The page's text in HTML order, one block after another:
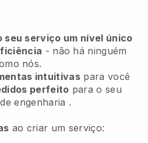
seu serviço um nível único
- não há ninguém
nós.
intuitivas para você
perfeito para o seu
engenharia .
ao criar um serviço: